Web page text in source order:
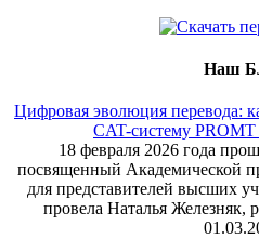
Наш
Цифровая эволюция перевода:
CAT-систему PROMT
18 февраля 2026 года
посвященный Академической
для представителей высших
провела Наталья Железняк,